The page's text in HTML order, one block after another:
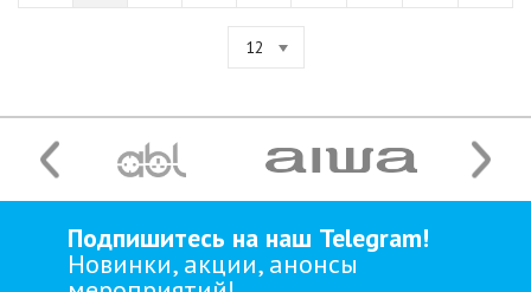
12
Подпишитесь на наш Telegram!
Новинки, акции, анонсы